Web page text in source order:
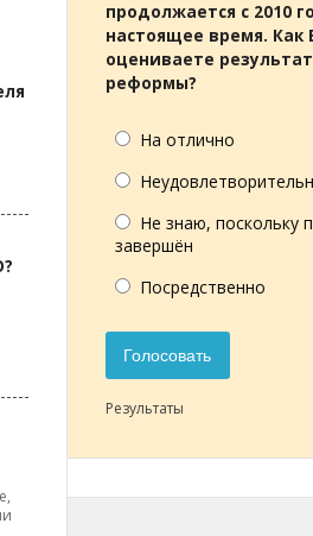
продолжается с 2010
настоящее время. Как
оцениваете
реформы?
На отлично
Не знаю, поскольку
завершён
Посредственно
Голосовать
Результаты